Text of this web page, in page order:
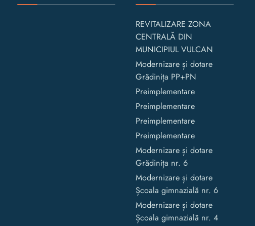
REVITALIZARE ZONA
CENTRALĂ DIN
MUNICIPIUL VULCAN
Modernizare și dotare
Grădinița PP+PN
Preimplementare
Preimplementare
Preimplementare
Preimplementare
Modernizare și dotare
Grădinița nr. 6
Modernizare și dotare
Școala gimnazială nr. 6
Modernizare și dotare
Școala gimnazială nr. 4